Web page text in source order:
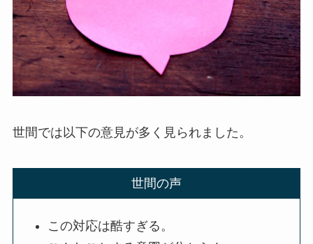
世間では以下の意見が多く見られました。
世間の声
この対応は酷すぎる。